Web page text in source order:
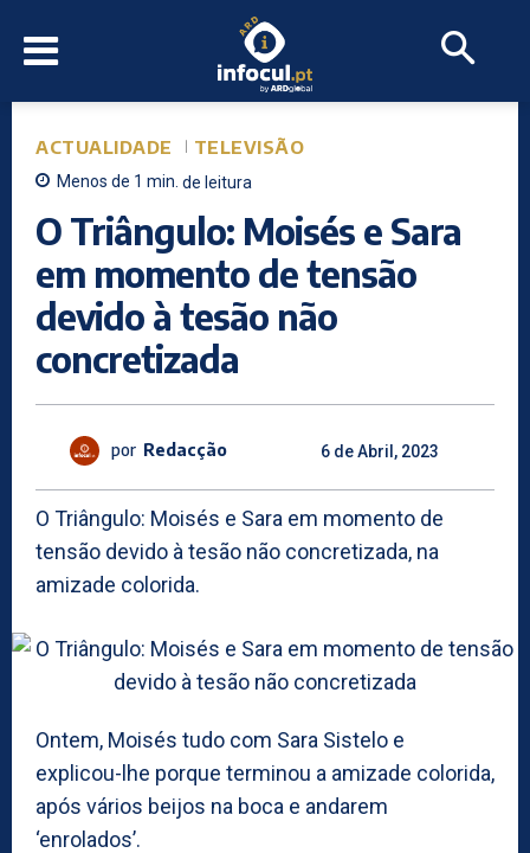
ACTUALIDADE TELEVISÃO
Menos de 1 min. de leitura
O Triângulo: Moisés e Sara
em momento de tensão
devido à tesão não
concretizada
por Redacção 6 de Abril, 2023
O Triângulo: Moisés e Sara em momento de
tensão devido à tesão não concretizada, na
amizade colorida.
Ontem, Moisés tudo com Sara Sistelo e
explicou-lhe porque terminou a amizade colorida,
após vários beijos na boca e andarem
‘enrolados’.